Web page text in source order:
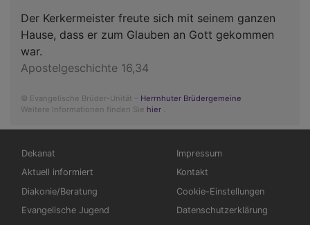
Der Kerkermeister freute sich mit seinem ganzen
Hause, dass er zum Glauben an Gott gekommen
war.
Apostelgeschichte 16,34
© Evangelische Brüder-Unität – Herrnhuter Brüdergemeine
Weitere Informationen finden Sie hier .
Hauptnavigation
Dekanat
Aktuell informiert
Diakonie/Beratung
Evangelische Jugend
Fußbereichsmenü
Impressum
Kontakt
Cookie-Einstellungen
Datenschutzerklärung